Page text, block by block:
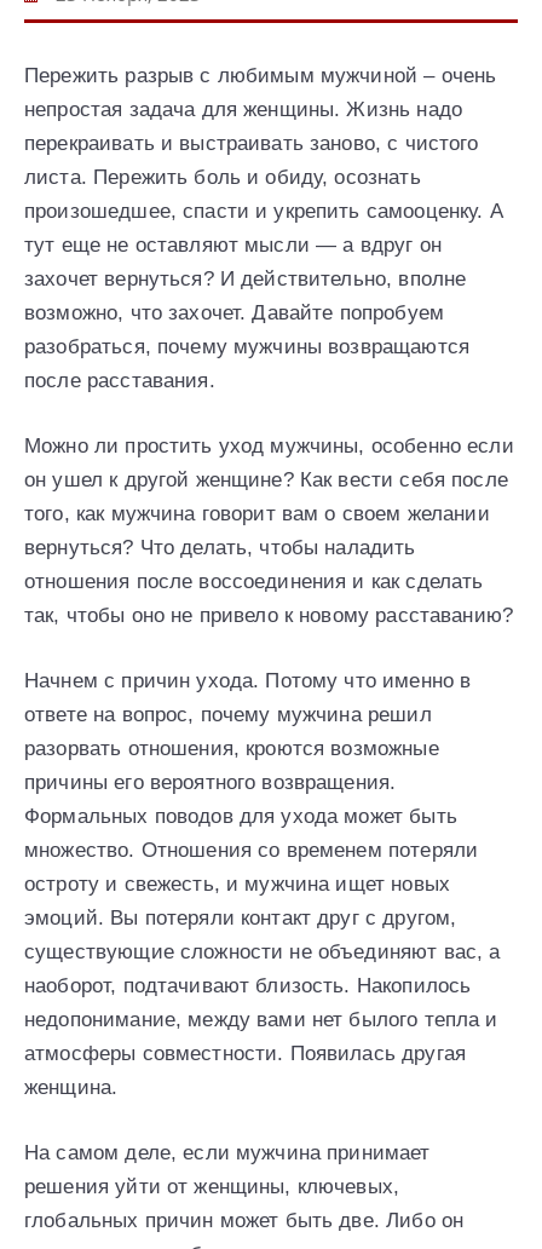
Пережить разрыв с любимым мужчиной – очень
непростая задача для женщины. Жизнь надо
перекраивать и выстраивать заново, с чистого
листа. Пережить боль и обиду, осознать
произошедшее, спасти и укрепить самооценку. А
тут еще не оставляют мысли — а вдруг он
захочет вернуться? И действительно, вполне
возможно, что захочет. Давайте попробуем
разобраться, почему мужчины возвращаются
после расставания.
Можно ли простить уход мужчины, особенно если
он ушел к другой женщине? Как вести себя после
того, как мужчина говорит вам о своем желании
вернуться? Что делать, чтобы наладить
отношения после воссоединения и как сделать
так, чтобы оно не привело к новому расставанию?
Начнем с причин ухода. Потому что именно в
ответе на вопрос, почему мужчина решил
разорвать отношения, кроются возможные
причины его вероятного возвращения.
Формальных поводов для ухода может быть
множество. Отношения со временем потеряли
остроту и свежесть, и мужчина ищет новых
эмоций. Вы потеряли контакт друг с другом,
существующие сложности не объединяют вас, а
наоборот, подтачивают близость. Накопилось
недопонимание, между вами нет былого тепла и
атмосферы совместности. Появилась другая
женщина.
На самом деле, если мужчина принимает
решения уйти от женщины, ключевых,
глобальных причин может быть две. Либо он